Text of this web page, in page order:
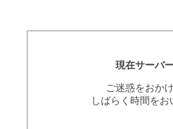
現在サーバ
ご迷惑をおか
しばらく時間を